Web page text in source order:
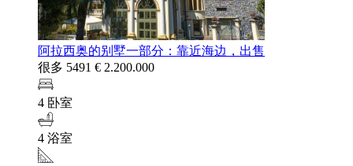
阿拉西奥的别墅一部分：靠近海边，出售
很多 5491 € 2.200.000
4 卧室
4 浴室